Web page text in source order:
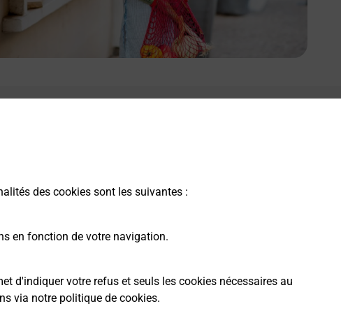
des cookies sont les suivantes :
en fonction de votre navigation.
d'indiquer votre refus et seuls les cookies nécessaires au
via notre politique de cookies.